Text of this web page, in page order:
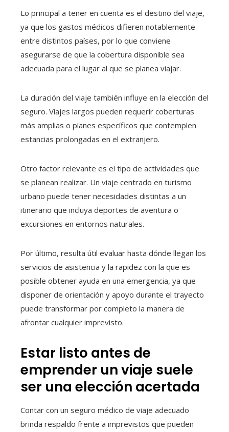
Lo principal a tener en cuenta es el destino del viaje,
ya que los gastos médicos difieren notablemente
entre distintos países, por lo que conviene
asegurarse de que la cobertura disponible sea
adecuada para el lugar al que se planea viajar.
La duración del viaje también influye en la elección del
seguro. Viajes largos pueden requerir coberturas
más amplias o planes específicos que contemplen
estancias prolongadas en el extranjero.
Otro factor relevante es el tipo de actividades que
se planean realizar. Un viaje centrado en turismo
urbano puede tener necesidades distintas a un
itinerario que incluya deportes de aventura o
excursiones en entornos naturales.
Por último, resulta útil evaluar hasta dónde llegan los
servicios de asistencia y la rapidez con la que es
posible obtener ayuda en una emergencia, ya que
disponer de orientación y apoyo durante el trayecto
puede transformar por completo la manera de
afrontar cualquier imprevisto.
Estar listo antes de
emprender un viaje suele
ser una elección acertada
Contar con un seguro médico de viaje adecuado
brinda respaldo frente a imprevistos que pueden